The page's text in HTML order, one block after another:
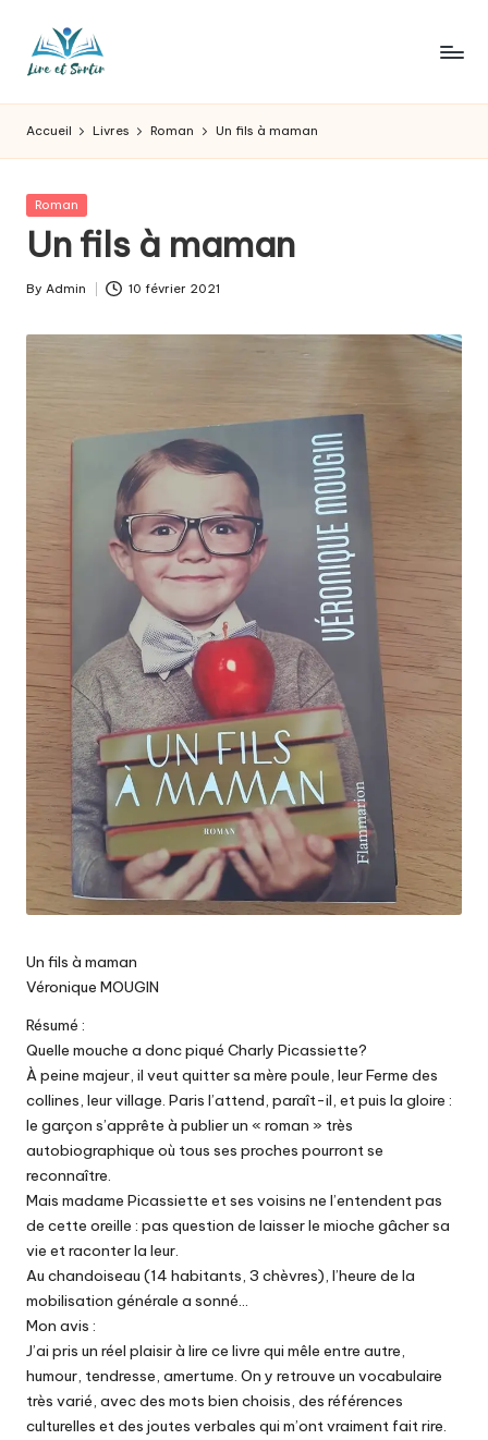
L
ir
e
e
t
s
o
t
pour
les
goûts,
pour
les
Accueil Livres Roman Un fils à maman
Posted
Roman
Un fils à maman
Posted
By Admin 10 février 2021
Un fils à maman
Véronique MOUGIN
Résumé :
Quelle mouche a donc piqué Charly Picassiette?
À peine majeur, il veut quitter sa mère poule, leur Ferme des
collines, leur village. Paris l’attend, paraît-il, et puis la gloire :
le garçon s’apprête à publier un « roman » très
autobiographique où tous ses proches pourront se
reconnaître.
Mais madame Picassiette et ses voisins ne l’entendent pas
de cette oreille : pas question de laisser le mioche gâcher sa
vie et raconter la leur.
Au chandoiseau (14 habitants, 3 chèvres), l’heure de la
mobilisation générale a sonné…
Mon avis :
J’ai pris un réel plaisir à lire ce livre qui mêle entre autre,
humour, tendresse, amertume. On y retrouve un vocabulaire
très varié, avec des mots bien choisis, des références
culturelles et des joutes verbales qui m’ont vraiment fait rire.